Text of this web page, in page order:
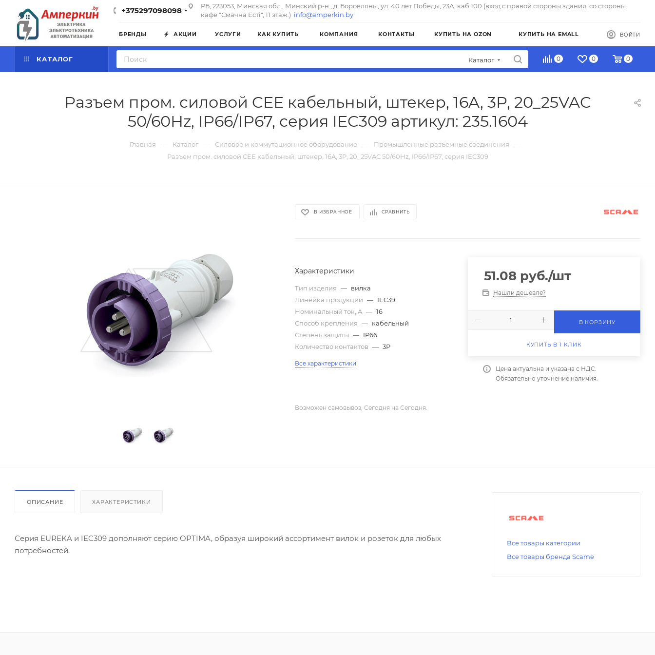
+375297098098
РБ, 223053, Минская обл., Минский р-н., д. Боровляны, ул. 40 лет Победы, 23А, каб.100 (вход с правой стороны здания, со стороны
кафе "Смачна Естi", 11 этаж.) info@amperkin.by
БРЕНДЫ АКЦИИ УСЛУГИ КАК КУПИТЬ КОМПАНИЯ КОНТАКТЫ КУПИТЬ НА OZON КУПИТЬ НА EMALL ВОЙТИ
КАТАЛОГ Каталог 0 0 0
Разъем пром. силовой CEE кабельный, штекер, 16A, 3P, 20_25VAC
50/60Hz, IP66/IP67, серия IEC309 артикул: 235.1604
Главная — Каталог — Силовое и коммутационное оборудование — Промышленные разъемные соединения —
Разъем пром. силовой CEE кабельный, штекер, 16A, 3P, 20_25VAC 50/60Hz, IP66/IP67, серия IEC309
В ИЗБРАННОЕ СРАВНИТЬ
Характеристики
Тип изделия — вилка
Линейка продукции — IEC39
Номинальный ток, A — 16
Способ крепления — кабельный
Степень защиты — IP66
Количество контактов — 3P
Все характеристики
51.08руб./шт
Нашли дешевле?
В КОРЗИНУ
КУПИТЬ В 1 КЛИК
Цена актуальна и указана с НДС.
Обязательно уточнение наличия.
Возможен самовывоз, Сегодня на Сегодня.
ОПИСАНИЕ ХАРАКТЕРИСТИКИ
Серия EUREKA и IEC309 дополняют серию OPTIMA, образуя широкий ассортимент вилок и розеток для любых
потребностей.
Все товары категории
Все товары бренда Scame